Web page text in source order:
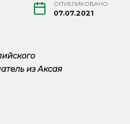
ОПУБЛИКОВАНО
07.07.2021
из Аксая